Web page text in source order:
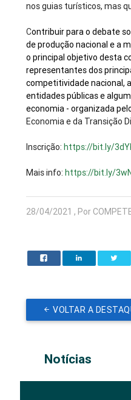
nos guias turísticos, mas
Contribuir para o debate
de produção nacional e a
o principal objetivo desta
representantes dos
competitividade nacional,
entidades públicas e
economia - organizada
Economia e da Transição
Inscrição: https://bit.ly/
Mais info: https://bit.ly/
28/04/2021 , Por
VOLTAR A
Notícias